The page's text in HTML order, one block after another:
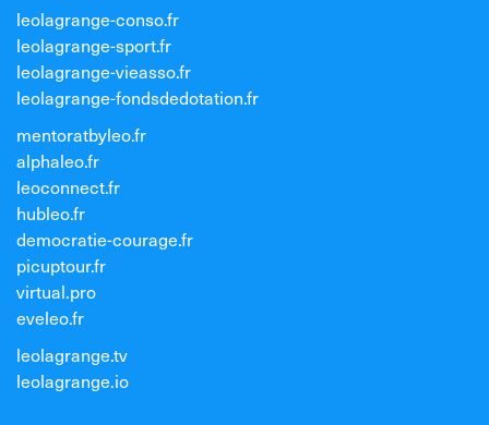
leolagrange-conso.fr
leolagrange-sport.fr
leolagrange-vieasso.fr
leolagrange-fondsdedotation.fr
mentoratbyleo.fr
alphaleo.fr
leoconnect.fr
hubleo.fr
democratie-courage.fr
picuptour.fr
virtual.pro
eveleo.fr
leolagrange.tv
leolagrange.io